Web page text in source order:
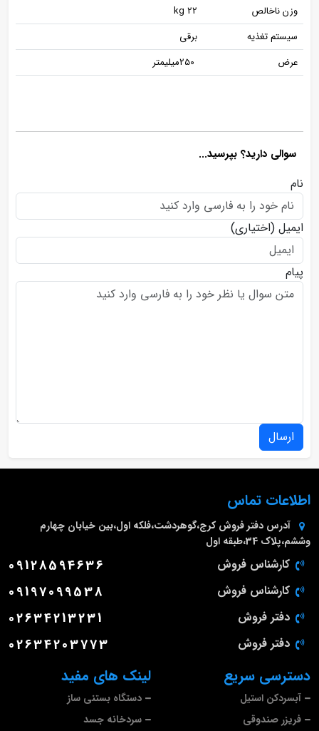
وزن ناخالص
kg 22
سیستم تغذیه
برقی
عرض
سوالی دارید؟ بپرسید...
نام
ایمیل (اختیاری)
پیام
ارسال
لینک های مفید
دستگاه بستنی ساز
سردخانه جسد
دسترسی سریع
آبسردکن استیل
فریزر صندوقی
اطلاعات تماس
آدرس دفتر فروش کرج،گوهردشت،فلکه اول،بین خیابان چهارم
وششم،پلاک 34،طبقه اول
کارشناس فروش 09128594636
کارشناس فروش 09197099538
دفتر فروش 02634213231
دفتر فروش 02634203773